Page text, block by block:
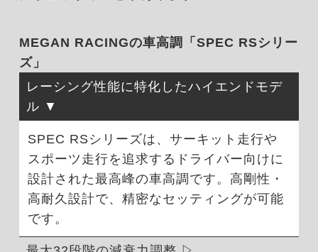
MEGAN RACINGの車高調「SPEC RSシリー
ズ」
レーシング性能に特化したハイエンドモデ
ル
SPEC RSシリーズは、サーキット走行や
スポーツ走行を追求するドライバー向けに
設計された最高峰の車高調です。高剛性・
高耐久設計で、精密なセッティングが可能
です。